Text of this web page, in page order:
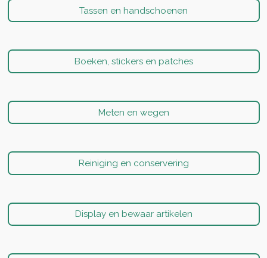
Tassen en handschoenen
Boeken, stickers en patches
Meten en wegen
Reiniging en conservering
Display en bewaar artikelen